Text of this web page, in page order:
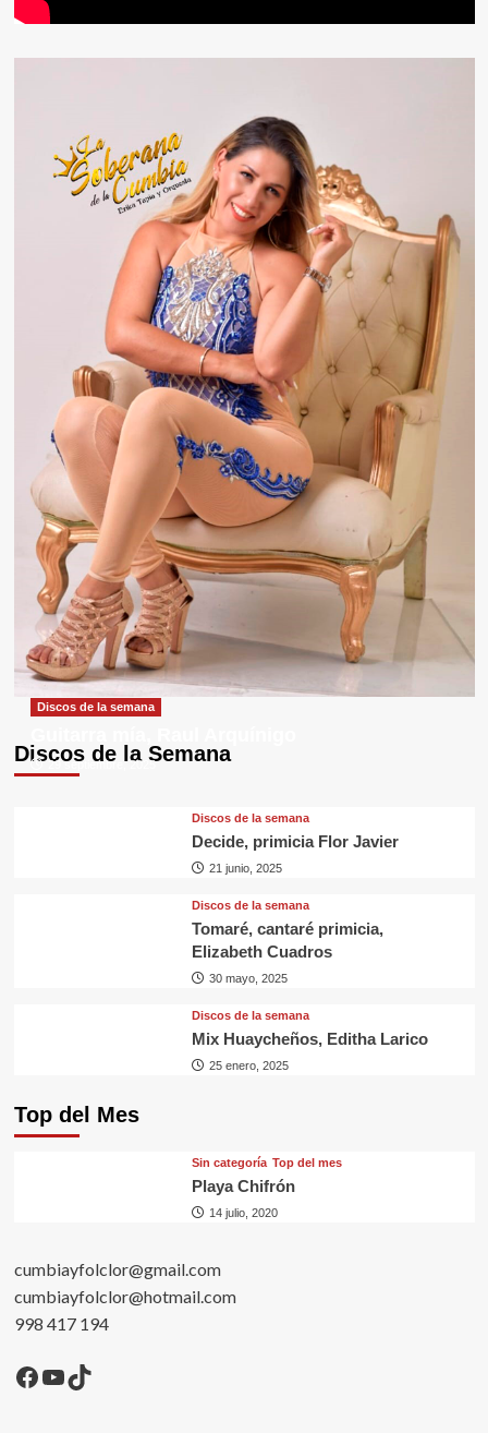
Discos de la Semana
Discos de la semana
29 septiembre, 2025
Discos de la semana
Decide, primicia Flor Javier
21 junio, 2025
Discos de la semana
Tomaré, cantaré primicia,
Elizabeth Cuadros
30 mayo, 2025
Discos de la semana
Mix Huaycheños, Editha Larico
25 enero, 2025
Top del Mes
Sin categorí­a Top del mes
Playa Chifrón
14 julio, 2020
cumbiayfolclor@gmail.com
cumbiayfolclor@hotmail.com
998 417 194
Facebook
YouTube
TikTok